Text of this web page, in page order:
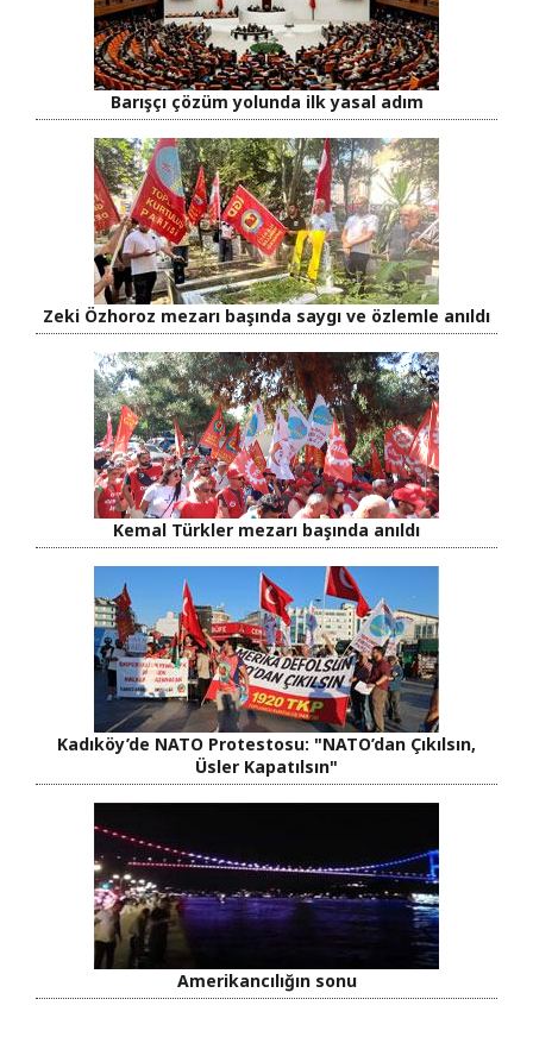
Barışçı çözüm yolunda ilk yasal adım
Zeki Özhoroz mezarı başında saygı ve özlemle anıldı
Kemal Türkler mezarı başında anıldı
Kadıköy’de NATO Protestosu: "NATO’dan Çıkılsın,
Üsler Kapatılsın"
Amerikancılığın sonu